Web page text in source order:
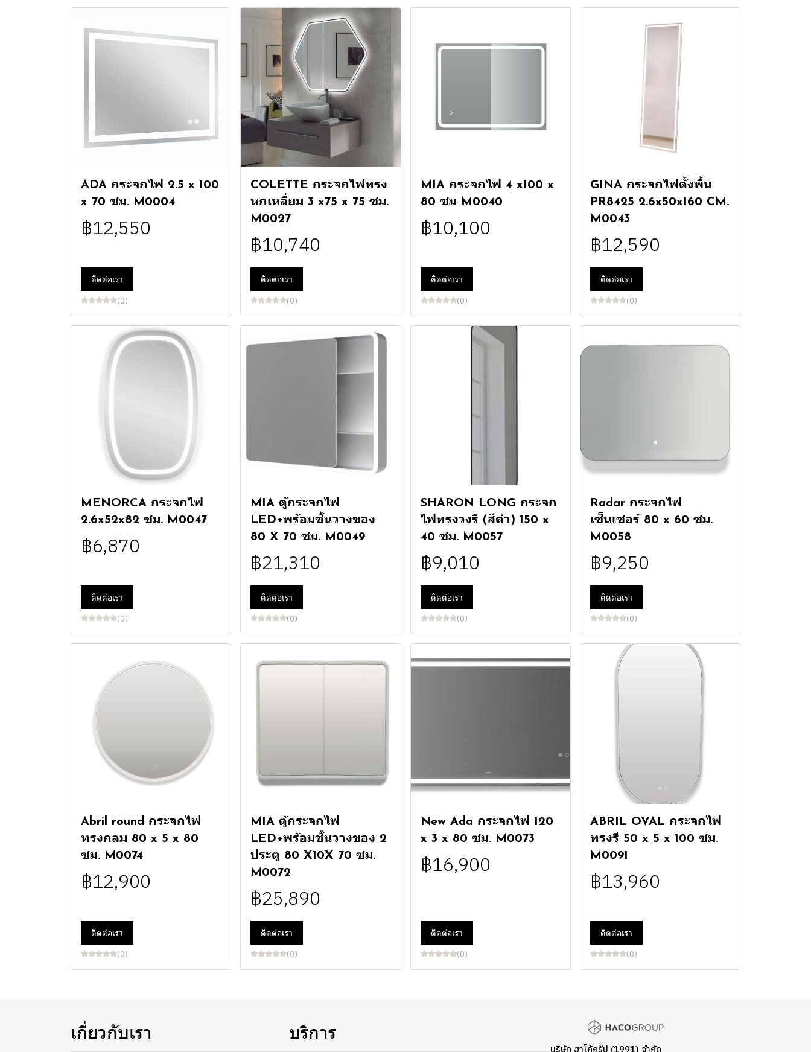
ADA กระจกไฟ 2.5 x 100
x 70 ซม. M0004
฿12,550
ติดต่อเรา
(0)
COLETTE กระจกไฟทรง
หกเหลี่ยม 3 x75 x 75 ซม.
M0027
฿10,740
ติดต่อเรา
(0)
MIA กระจกไฟ 4 x100 x
80 ซม M0040
฿10,100
ติดต่อเรา
(0)
GINA กระจกไฟตั้งพื้น
PR8425 2.6x50x160 CM.
M0043
฿12,590
ติดต่อเรา
(0)
MENORCA กระจกไฟ
2.6x52x82 ซม. M0047
฿6,870
ติดต่อเรา
(0)
MIA ตู้กระจกไฟ
LED+พร้อมชั้นวางของ
80 X 70 ซม. M0049
฿21,310
ติดต่อเรา
(0)
SHARON LONG กระจก
ไฟทรงวงรี (สีดำ) 150 x
40 ซม. M0057
฿9,010
ติดต่อเรา
(0)
Radar กระจกไฟ
เซ็นเซอร์ 80 x 60 ซม.
M0058
฿9,250
ติดต่อเรา
(0)
Abril round กระจกไฟ
ทรงกลม 80 x 5 x 80
ซม. M0074
฿12,900
ติดต่อเรา
(0)
MIA ตู้กระจกไฟ
LED+พร้อมชั้นวางของ 2
ประตู 80 X10X 70 ซม.
M0072
฿25,890
ติดต่อเรา
(0)
New Ada กระจกไฟ 120
x 3 x 80 ซม. M0073
฿16,900
ติดต่อเรา
(0)
ABRIL OVAL กระจกไฟ
ทรงรี 50 x 5 x 100 ซม.
M0091
฿13,960
ติดต่อเรา
(0)
เกี่ยวกับเรา บริการ
บริษัท ฮาโก้กรุ๊ป (1991) จำกัด